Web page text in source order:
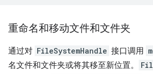
重命名和移动文件和文件夹
通过对 FileSystemHandle 接口调用
名文件和文件夹或将其移至新位置。